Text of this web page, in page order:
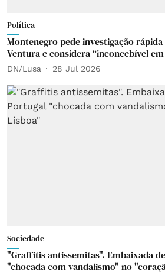
Política
Montenegro pede investigação
Ventura e considera “inconcebível
DN/Lusa 28 Jul 2026
Sociedade
"Graffitis antissemitas". Embaixada
"chocada com vandalismo" no